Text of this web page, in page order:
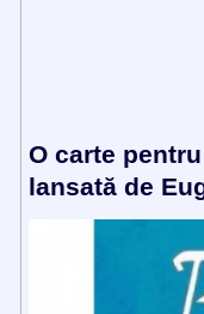
O carte
lansată de